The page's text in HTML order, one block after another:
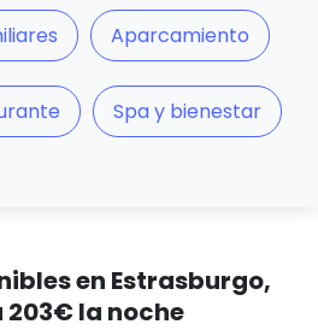
Aparcamiento
Spa y bienestar
en Estrasburgo,
la noche